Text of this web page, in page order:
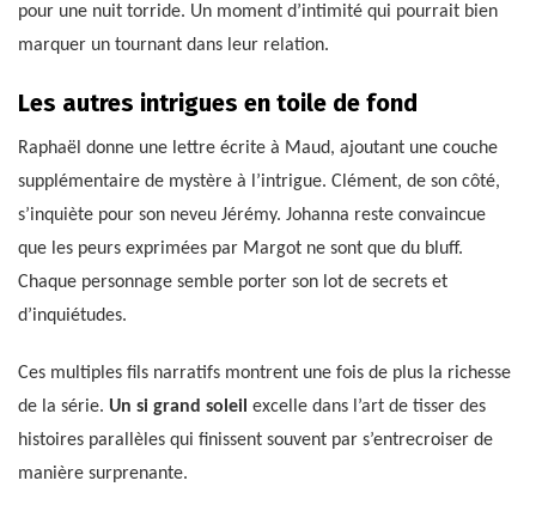
pour une nuit torride. Un moment d’intimité qui pourrait bien
marquer un tournant dans leur relation.
Les autres intrigues en toile de fond
Raphaël donne une lettre écrite à Maud, ajoutant une couche
supplémentaire de mystère à l’intrigue. Clément, de son côté,
s’inquiète pour son neveu Jérémy. Johanna reste convaincue
que les peurs exprimées par Margot ne sont que du bluff.
Chaque personnage semble porter son lot de secrets et
d’inquiétudes.
Ces multiples fils narratifs montrent une fois de plus la richesse
de la série. Un si grand soleil excelle dans l’art de tisser des
histoires parallèles qui finissent souvent par s’entrecroiser de
manière surprenante.